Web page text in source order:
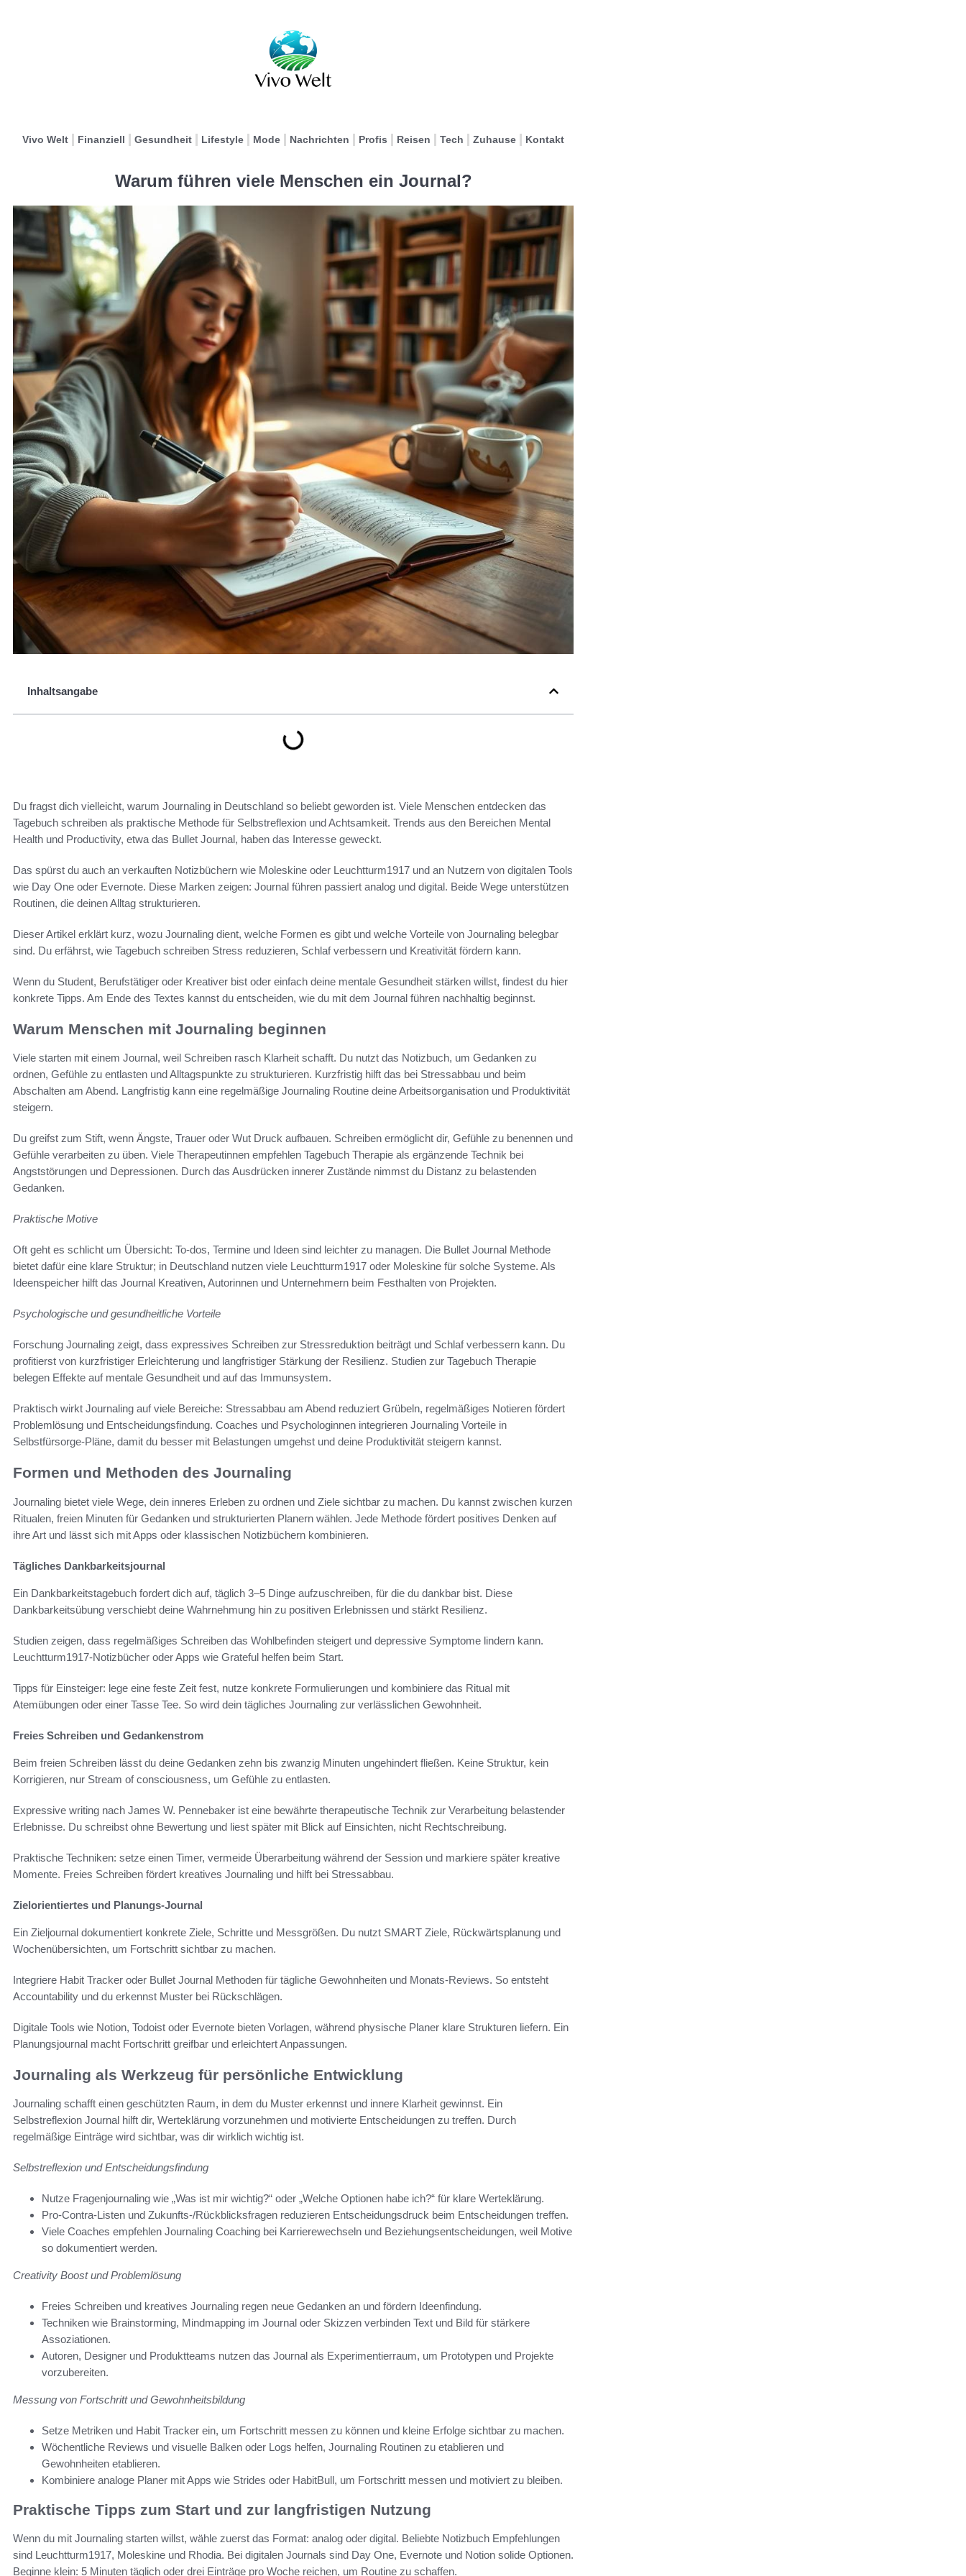
Vivo Welt Finanziell Gesundheit Lifestyle Mode Nachrichten Profis Reisen Tech Zuhause Kontakt
Warum führen viele Menschen ein Journal?
Inhaltsangabe
Du fragst dich vielleicht, warum Journaling in Deutschland so beliebt geworden ist. Viele Menschen entdecken das
Tagebuch schreiben als praktische Methode für Selbstreflexion und Achtsamkeit. Trends aus den Bereichen Mental
Health und Productivity, etwa das Bullet Journal, haben das Interesse geweckt.
Das spürst du auch an verkauften Notizbüchern wie Moleskine oder Leuchtturm1917 und an Nutzern von digitalen Tools
wie Day One oder Evernote. Diese Marken zeigen: Journal führen passiert analog und digital. Beide Wege unterstützen
Routinen, die deinen Alltag strukturieren.
Dieser Artikel erklärt kurz, wozu Journaling dient, welche Formen es gibt und welche Vorteile von Journaling belegbar
sind. Du erfährst, wie Tagebuch schreiben Stress reduzieren, Schlaf verbessern und Kreativität fördern kann.
Wenn du Student, Berufstätiger oder Kreativer bist oder einfach deine mentale Gesundheit stärken willst, findest du hier
konkrete Tipps. Am Ende des Textes kannst du entscheiden, wie du mit dem Journal führen nachhaltig beginnst.
Warum Menschen mit Journaling beginnen
Viele starten mit einem Journal, weil Schreiben rasch Klarheit schafft. Du nutzt das Notizbuch, um Gedanken zu
ordnen, Gefühle zu entlasten und Alltagspunkte zu strukturieren. Kurzfristig hilft das bei Stressabbau und beim
Abschalten am Abend. Langfristig kann eine regelmäßige Journaling Routine deine Arbeitsorganisation und Produktivität
steigern.
Du greifst zum Stift, wenn Ängste, Trauer oder Wut Druck aufbauen. Schreiben ermöglicht dir, Gefühle zu benennen und
Gefühle verarbeiten zu üben. Viele Therapeutinnen empfehlen Tagebuch Therapie als ergänzende Technik bei
Angststörungen und Depressionen. Durch das Ausdrücken innerer Zustände nimmst du Distanz zu belastenden
Gedanken.
Praktische Motive
Oft geht es schlicht um Übersicht: To-dos, Termine und Ideen sind leichter zu managen. Die Bullet Journal Methode
bietet dafür eine klare Struktur; in Deutschland nutzen viele Leuchtturm1917 oder Moleskine für solche Systeme. Als
Ideenspeicher hilft das Journal Kreativen, Autorinnen und Unternehmern beim Festhalten von Projekten.
Psychologische und gesundheitliche Vorteile
Forschung Journaling zeigt, dass expressives Schreiben zur Stressreduktion beiträgt und Schlaf verbessern kann. Du
profitierst von kurzfristiger Erleichterung und langfristiger Stärkung der Resilienz. Studien zur Tagebuch Therapie
belegen Effekte auf mentale Gesundheit und auf das Immunsystem.
Praktisch wirkt Journaling auf viele Bereiche: Stressabbau am Abend reduziert Grübeln, regelmäßiges Notieren fördert
Problemlösung und Entscheidungsfindung. Coaches und Psychologinnen integrieren Journaling Vorteile in
Selbstfürsorge-Pläne, damit du besser mit Belastungen umgehst und deine Produktivität steigern kannst.
Formen und Methoden des Journaling
Journaling bietet viele Wege, dein inneres Erleben zu ordnen und Ziele sichtbar zu machen. Du kannst zwischen kurzen
Ritualen, freien Minuten für Gedanken und strukturierten Planern wählen. Jede Methode fördert positives Denken auf
ihre Art und lässt sich mit Apps oder klassischen Notizbüchern kombinieren.
Tägliches Dankbarkeitsjournal
Ein Dankbarkeitstagebuch fordert dich auf, täglich 3–5 Dinge aufzuschreiben, für die du dankbar bist. Diese
Dankbarkeitsübung verschiebt deine Wahrnehmung hin zu positiven Erlebnissen und stärkt Resilienz.
Studien zeigen, dass regelmäßiges Schreiben das Wohlbefinden steigert und depressive Symptome lindern kann.
Leuchtturm1917-Notizbücher oder Apps wie Grateful helfen beim Start.
Tipps für Einsteiger: lege eine feste Zeit fest, nutze konkrete Formulierungen und kombiniere das Ritual mit
Atemübungen oder einer Tasse Tee. So wird dein tägliches Journaling zur verlässlichen Gewohnheit.
Freies Schreiben und Gedankenstrom
Beim freien Schreiben lässt du deine Gedanken zehn bis zwanzig Minuten ungehindert fließen. Keine Struktur, kein
Korrigieren, nur Stream of consciousness, um Gefühle zu entlasten.
Expressive writing nach James W. Pennebaker ist eine bewährte therapeutische Technik zur Verarbeitung belastender
Erlebnisse. Du schreibst ohne Bewertung und liest später mit Blick auf Einsichten, nicht Rechtschreibung.
Praktische Techniken: setze einen Timer, vermeide Überarbeitung während der Session und markiere später kreative
Momente. Freies Schreiben fördert kreatives Journaling und hilft bei Stressabbau.
Zielorientiertes und Planungs-Journal
Ein Zieljournal dokumentiert konkrete Ziele, Schritte und Messgrößen. Du nutzt SMART Ziele, Rückwärtsplanung und
Wochenübersichten, um Fortschritt sichtbar zu machen.
Integriere Habit Tracker oder Bullet Journal Methoden für tägliche Gewohnheiten und Monats-Reviews. So entsteht
Accountability und du erkennst Muster bei Rückschlägen.
Digitale Tools wie Notion, Todoist oder Evernote bieten Vorlagen, während physische Planer klare Strukturen liefern. Ein
Planungsjournal macht Fortschritt greifbar und erleichtert Anpassungen.
Journaling als Werkzeug für persönliche Entwicklung
Journaling schafft einen geschützten Raum, in dem du Muster erkennst und innere Klarheit gewinnst. Ein
Selbstreflexion Journal hilft dir, Werteklärung vorzunehmen und motivierte Entscheidungen zu treffen. Durch
regelmäßige Einträge wird sichtbar, was dir wirklich wichtig ist.
Selbstreflexion und Entscheidungsfindung
Nutze Fragenjournaling wie „Was ist mir wichtig?“ oder „Welche Optionen habe ich?“ für klare Werteklärung.
Pro-Contra-Listen und Zukunfts-/Rückblicksfragen reduzieren Entscheidungsdruck beim Entscheidungen treffen.
Viele Coaches empfehlen Journaling Coaching bei Karrierewechseln und Beziehungsentscheidungen, weil Motive
so dokumentiert werden.
Creativity Boost und Problemlösung
Freies Schreiben und kreatives Journaling regen neue Gedanken an und fördern Ideenfindung.
Techniken wie Brainstorming, Mindmapping im Journal oder Skizzen verbinden Text und Bild für stärkere
Assoziationen.
Autoren, Designer und Produktteams nutzen das Journal als Experimentierraum, um Prototypen und Projekte
vorzubereiten.
Messung von Fortschritt und Gewohnheitsbildung
Setze Metriken und Habit Tracker ein, um Fortschritt messen zu können und kleine Erfolge sichtbar zu machen.
Wöchentliche Reviews und visuelle Balken oder Logs helfen, Journaling Routinen zu etablieren und
Gewohnheiten etablieren.
Kombiniere analoge Planer mit Apps wie Strides oder HabitBull, um Fortschritt messen und motiviert zu bleiben.
Praktische Tipps zum Start und zur langfristigen Nutzung
Wenn du mit Journaling starten willst, wähle zuerst das Format: analog oder digital. Beliebte Notizbuch Empfehlungen
sind Leuchtturm1917, Moleskine und Rhodia. Bei digitalen Journals sind Day One, Evernote und Notion solide Optionen.
Beginne klein: 5 Minuten täglich oder drei Einträge pro Woche reichen, um Routine zu schaffen.